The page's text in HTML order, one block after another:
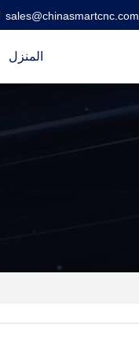
sales@chinasmartcnc.com
المنزل